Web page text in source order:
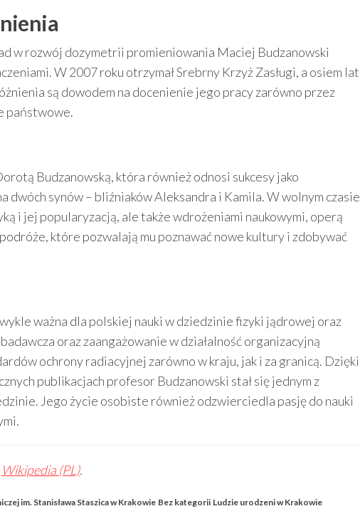
w rozwój dozymetrii promieniowania Maciej Budzanowski
W 2007 roku otrzymał Srebrny Krzyż Zasługi, a osiem lat
są dowodem na docenienie jego pracy zarówno przez
państwowe.
Budzanowską, która również odnosi sukcesy jako
dwóch synów – bliźniaków Alek­san­dra i Kami­la. W wolnym czasie
i jej popularyzacją, ale także wdrożeniami naukowymi, operą
które pozwalają mu poznawać nowe kultury i zdobywać
ważna dla polskiej nauki w dziedzinie fizyki jądrowej oraz
oraz zaangażowanie w działalność organizacyjną
ochrony radiacyjnej zarówno w kraju, jak i za granicą. Dzięki
publikacjach profesor Budzanowski stał się jednym z
Jego życie osobiste również odzwierciedla pasję do nauki
Wikipedia (PL).
im. Stanisława Staszica w Krakowie Bez kategorii Ludzie urodzeni w Krakowie